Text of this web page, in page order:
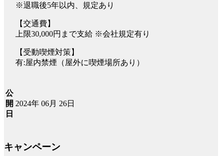
※退職後5年以内、規定あり
【交通費】
上限30,000円まで支給 ※会社規定有り
【受動喫煙対策】
有:屋内禁煙（屋外に喫煙場所あり）
公
開
日
2024年 06月 26日
キャンペーン